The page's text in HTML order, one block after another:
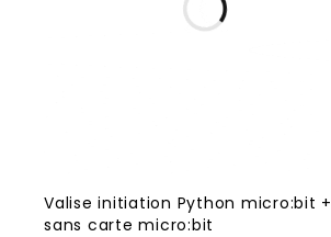
Valise initiation Python micro:bit +
sans carte micro:bit